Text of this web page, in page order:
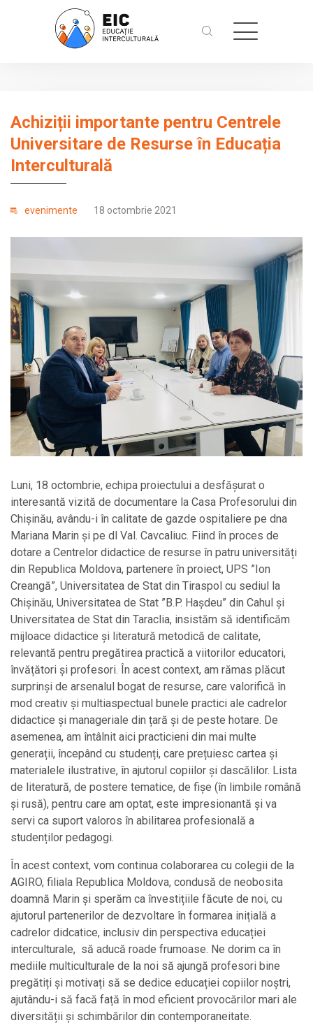
Achiziții importante pentru Centrele
Universitare de Resurse în Educația
Interculturală
evenimente 18 octombrie 2021
Luni, 18 octombrie, echipa proiectului a desfășurat o
interesantă vizită de documentare la Casa Profesorului din
Chișinău, avându-i în calitate de gazde ospitaliere pe dna
Mariana Marin și pe dl Val. Cavcaliuc. Fiind în proces de
dotare a Centrelor didactice de resurse în patru universități
din Republica Moldova, partenere în proiect, UPS ”Ion
Creangă”, Universitatea de Stat din Tiraspol cu sediul la
Chișinău, Universitatea de Stat ”B.P. Hașdeu” din Cahul și
Universitatea de Stat din Taraclia, insistăm să identificăm
mijloace didactice și literatură metodică de calitate,
relevantă pentru pregătirea practică a viitorilor educatori,
învățători și profesori. În acest context, am rămas plăcut
surprinși de arsenalul bogat de resurse, care valorifică în
mod creativ și multiaspectual bunele practici ale cadrelor
didactice și manageriale din țară și de peste hotare. De
asemenea, am întâlnit aici practicieni din mai multe
generații, începând cu studenți, care prețuiesc cartea și
materialele ilustrative, în ajutorul copiilor și dascălilor. Lista
de literatură, de postere tematice, de fișe (în limbile română
și rusă), pentru care am optat, este impresionantă și va
servi ca suport valoros în abilitarea profesională a
studenților pedagogi.
În acest context, vom continua colaborarea cu colegii de la
AGIRO, filiala Republica Moldova, condusă de neobosita
doamnă Marin și sperăm ca învestițiile făcute de noi, cu
ajutorul partenerilor de dezvoltare în formarea inițială a
cadrelor didcatice, inclusiv din perspectiva educației
interculturale, să aducă roade frumoase. Ne dorim ca în
mediile multiculturale de la noi să ajungă profesori bine
pregătiți și motivați să se dedice educației copiilor noștri,
ajutându-i să facă față în mod eficient provocărilor mari ale
diversității și schimbărilor din contemporaneitate.